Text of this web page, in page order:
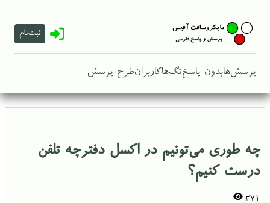
ثبت‌نام
پرسش‌هابدون پاسختگ‌هاکاربرانطرح پرسش
چه طوری می‌تونیم در اکسل دفترچه تلفن
درست کنیم؟
371